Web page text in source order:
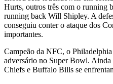
Hurts, outros três com o running
running back Will Shipley. A
conseguiu conter o ataque dos
importantes.
Campeão da NFC, o
adversário no Super Bowl.
Chiefs e Buffalo Bills se